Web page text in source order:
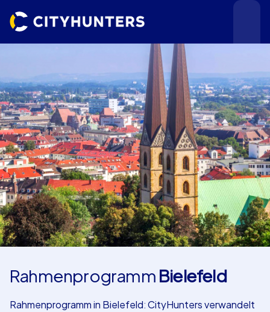
Teamevents
Städte
Anlässe
Rahmenprogramm Bielefeld
Rahmenprogramm in Bielefeld: CityHunters verwandelt